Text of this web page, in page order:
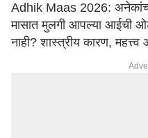
Adhik Maas 2026:
मासात मुलगी आपल्या आईची
नाही? शास्त्रीय कारण,